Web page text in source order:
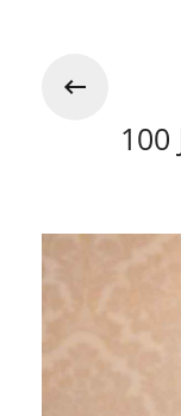
100